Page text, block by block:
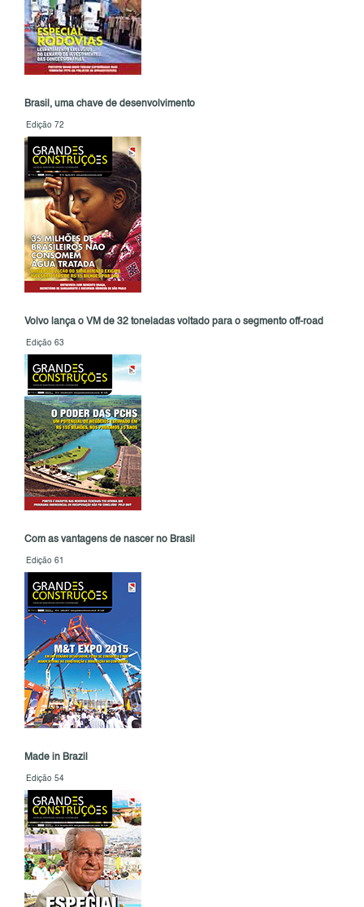
Brasil, uma chave de desenvolvimento
Edição 72
Volvo lança o VM de 32 toneladas voltado para o segmento off-road
Edição 63
Com as vantagens de nascer no Brasil
Edição 61
Made in Brazil
Edição 54